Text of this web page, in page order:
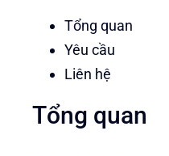
Tổng quan
Yêu cầu
Liên hệ
Tổng quan